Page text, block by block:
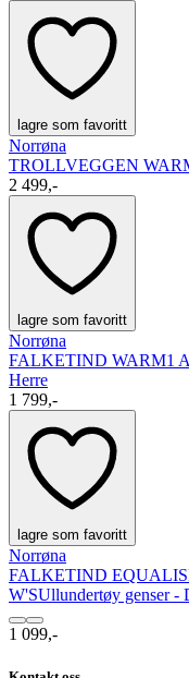
lagre som favoritt
Norrøna
TROLLVEGGEN
2 499,-
lagre som favoritt
Norrøna
FALKETIND WARM1
Herre
1 799,-
lagre som favoritt
Norrøna
FALKETIND
W'SUllundertøy genser -
1 099,-